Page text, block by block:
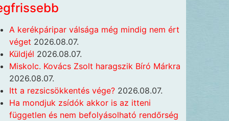
A kerékpáripar válsága még mindig nem ért
véget 2026.08.07.
Küldjél 2026.08.07.
Miskolc. Kovács Zsolt haragszik Bíró Márkra
2026.08.07.
Itt a rezsicsökkentés vége? 2026.08.07.
Ha mondjuk zsídók akkor is az itteni
független és nem befolyásolható rendőrség